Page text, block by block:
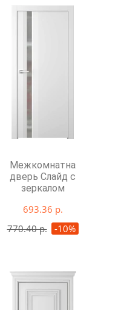
Межкомнатная
дверь Слайд с
зеркалом
693.36 р.
770.40 р.
-10%